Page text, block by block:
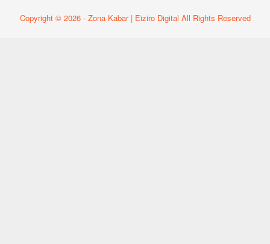
Copyright © 2026 - Zona Kabar | Eiziro Digital All Rights Reserved